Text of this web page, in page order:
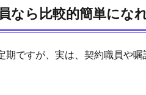
なら比較的簡単にな
期ですが、実は、契約職員や